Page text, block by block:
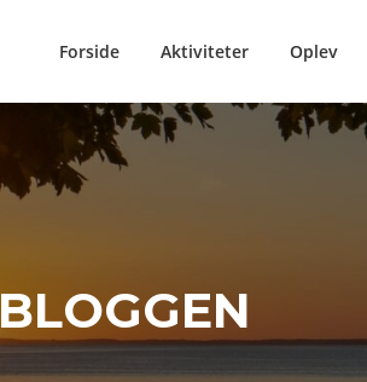
Forside Aktiviteter Oplev
BLOGGEN